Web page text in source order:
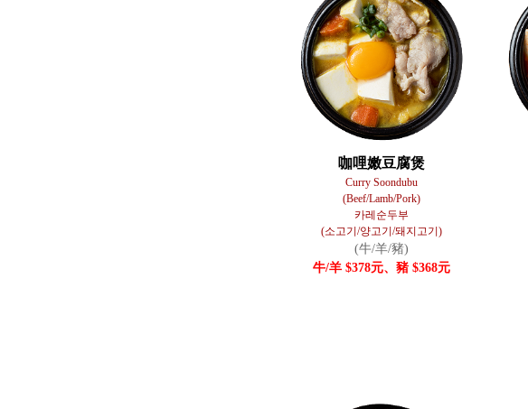
咖哩嫩豆腐煲
Curry Soondubu
(Beef/Lamb/Pork)
카레순두부
(소고기/양고기/돼지고기)
(牛/羊/豬)
牛/羊 $378元、豬 $368元